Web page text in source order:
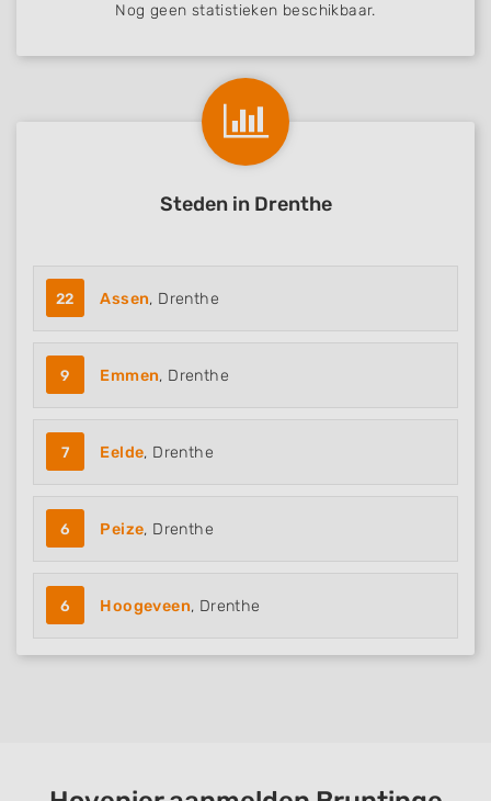
Nog geen statistieken beschikbaar.
Steden in Drenthe
22 Assen, Drenthe
9 Emmen, Drenthe
7 Eelde, Drenthe
6 Peize, Drenthe
6 Hoogeveen, Drenthe